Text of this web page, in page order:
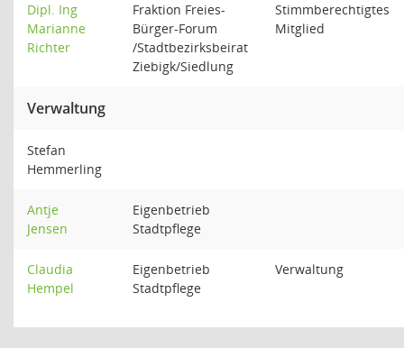
Dipl. Ing
Marianne
Richter
Fraktion Freies-
Bürger-Forum
/Stadtbezirksbeirat
Ziebigk/Siedlung
Stimmberechtigtes
Mitglied
Verwaltung
Stefan
Hemmerling
Antje
Jensen
Eigenbetrieb
Stadtpflege
Claudia
Hempel
Eigenbetrieb
Stadtpflege
Verwaltung